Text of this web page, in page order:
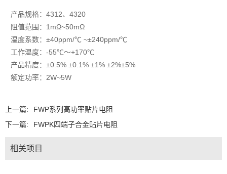
产品规格：4312、4320
阻值范围：1mΩ~50mΩ
温度系数：±40ppm/℃ ~±240ppm/℃
工作温度：-55℃～+170℃
产品精度：±0.5% ±0.1% ±1% ±2%±5%
额定功率：2W~5W
上一篇:
FWP系列高功率贴片电阻
下一篇:
FWPK四端子合金贴片电阻
相关项目